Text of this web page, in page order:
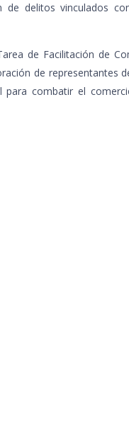
delitos vinculados
de Facilitación de
de representantes
combatir el